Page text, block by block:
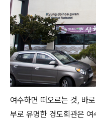
여수하면 떠오르는 것, 바
부로 유명한 경도회관은